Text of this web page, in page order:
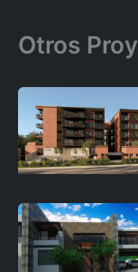
Otros